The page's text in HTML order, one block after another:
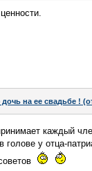
на ее свадьбе !
каждый
у отца-